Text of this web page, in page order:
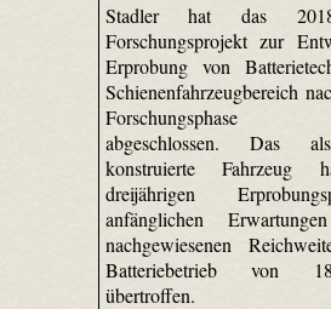
Stadler hat das
Forschungsprojekt zur
Erprobung von
Schienenfahrzeugbereich
Forschungsphase
abgeschlossen. Das
konstruierte
dreijährigen
anfänglichen
nachgewiesenen
Batteriebetrieb von
übertroffen.